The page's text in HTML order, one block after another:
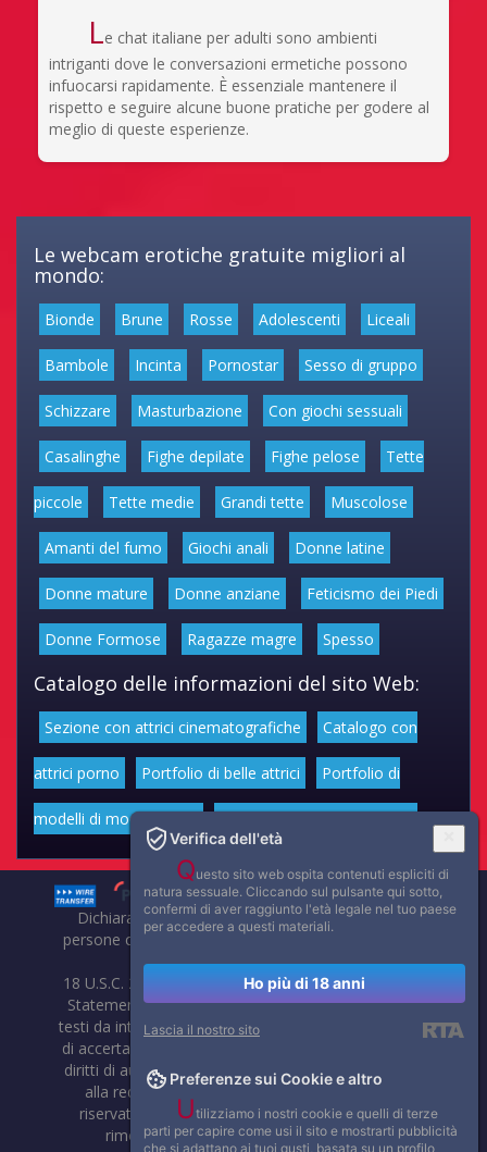
Le chat italiane per adulti sono ambienti
intriganti dove le conversazioni ermetiche possono
infuocarsi rapidamente. È essenziale mantenere il
rispetto e seguire alcune buone pratiche per godere al
meglio di queste esperienze.
Le webcam erotiche gratuite migliori al
mondo:
Bionde Brune Rosse Adolescenti Liceali
Bambole Incinta Pornostar Sesso di gruppo
Schizzare Masturbazione Con giochi sessuali
Casalinghe Fighe depilate Fighe pelose Tette
piccole Tette medie Grandi tette Muscolose
Amanti del fumo Giochi anali Donne latine
Donne mature Donne anziane Feticismo dei Piedi
Donne Formose Ragazze magre Spesso
Catalogo delle informazioni del sito Web:
Sezione con attrici cinematografiche Catalogo con
attrici porno Portfolio di belle attrici Portfolio di
modelli di moda volgari
Dichiarazione di non responsabilità: tutti i membri e le
persone che compaiono su questo sito hanno almeno 18
anni.
18 U.S.C. 2257 Record-Keeping Requirements Compliance
Statement. Affaritaliani, prima di pubblicare foto, video o
testi da internet, compie tutte le opportune verifiche al fine
di accertarne il libero regime di circolazione e non violare i
diritti di autore o altri diritti esclusivi di terzi. Per segnalare
alla redazione eventuali errori nell'uso del materiale
riservato, scriveteci: provvederemo prontamente alla
rimozione del materiale lesivo di diritti di terzi.
Verifica dell'età
Questo sito web ospita contenuti espliciti di
natura sessuale. Cliccando sul pulsante qui sotto,
confermi di aver raggiunto l'età legale nel tuo paese
per accedere a questi materiali.
Ho più di 18 anni
Lascia il nostro sito
Preferenze sui Cookie e altro
Utilizziamo i nostri cookie e quelli di terze
parti per capire come usi il sito e mostrarti pubblicità
che si adattano ai tuoi gusti, basata su un profilo